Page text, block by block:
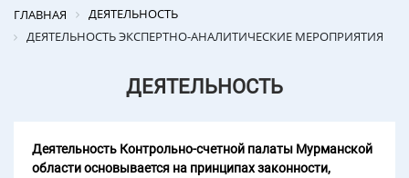
ГЛАВНАЯ
ДЕЯТЕЛЬНОСТЬ
ДЕЯТЕЛЬНОСТЬ ЭКСПЕРТНО-АНАЛИТИЧЕСКИЕ МЕРОПРИЯТИЯ
ДЕЯТЕЛЬНОСТЬ
Деятельность Контрольно-счетной палаты Мурманской
области основывается на принципах законности,